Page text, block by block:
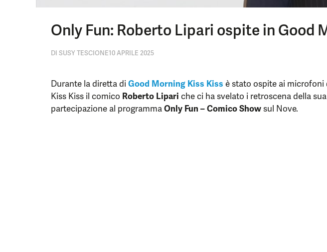
Only Fun: Roberto Lipari ospite in Good
DI SUSY TESCIONE10 APRILE 2025
Durante la diretta diGood Morning Kiss Kiss è stato ospite ai microfoni
Kiss Kiss il comico Roberto Lipari che ci ha svelato i retroscena della sua
partecipazione al programmaOnly Fun – Comico Showsul Nove.